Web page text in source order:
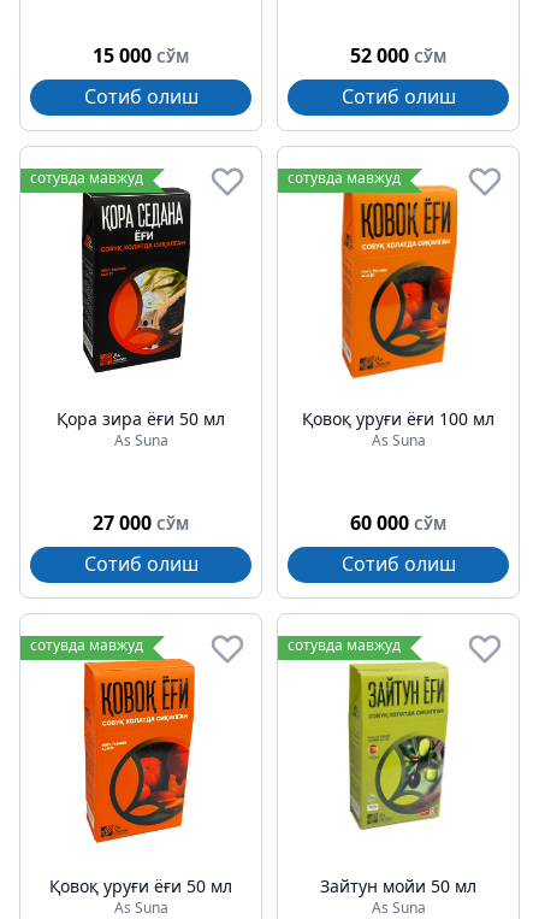
15 000 СЎМ
Сотиб олиш
52 000 СЎМ
Сотиб олиш
сотувда мавжуд
Қора зира ёғи 50 мл
As Suna
27 000 СЎМ
Сотиб олиш
сотувда мавжуд
Қовоқ уруғи ёғи 100 мл
As Suna
60 000 СЎМ
Сотиб олиш
сотувда мавжуд
Қовоқ уруғи ёғи 50 мл
As Suna
сотувда мавжуд
Зайтун мойи 50 мл
As Suna